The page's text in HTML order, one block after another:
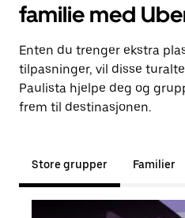
familie med
Enten du trenger ekstra
tilpasninger, vil disse
Paulista hjelpe deg og
frem til destinasjonen.
Store grupper Familier